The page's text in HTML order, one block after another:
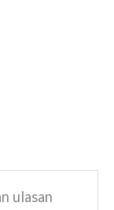
ulasan